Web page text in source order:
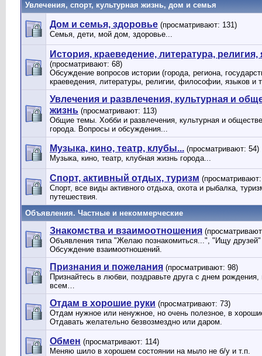
Увлечения, спорт, культурная жизнь, дом и семья
Дом и семья, здоровье (просматривают: 131)
Семья, дети, мой дом, здоровье...
История, краеведение, литература, религия,
(просматривают: 68)
Обсуждение вопросов истории (города, региона,
краеведения, литературы, религии, философии, языков и
Увлечения и развлечения, культурная и
жизнь (просматривают: 113)
Общие темы. Хобби и развлечения, культурная и
города. Вопросы и обсуждения...
Музыка, кино, театр, клубы... (просматривают: 54)
Музыка, кино, театр, клубная жизнь города...
Спорт, активный отдых, туризм
Спорт, все виды активного отдыха, охота и рыбалка,
путешествия.
Объявления. Частные и некоммерческие
Знакомства и взаимоотношения
Объявления типа "Желаю познакомиться...", "Ищу друзей"
Обсуждение взаимоотношений.
Признания и пожелания (просматривают: 98)
Признайтесь в любви, поздравьте друга с днем рождения,
всем…
Отдам в хорошие руки (просматривают: 73)
Отдам нужное или ненужное, но очень полезное, в
Отдавать желательно безвозмездно или даром.
Обмен (просматривают: 114)
Меняю шило в хорошем состоянии на мыло не б/у и т.п.